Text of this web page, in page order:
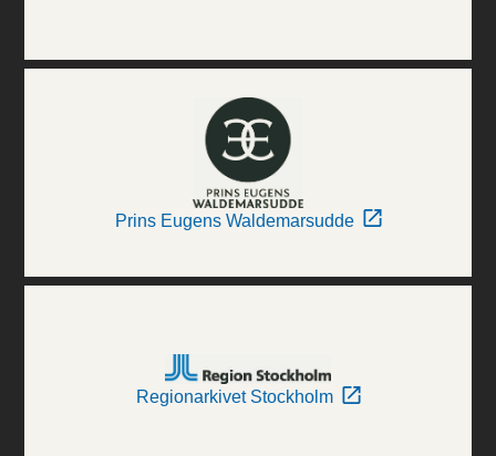
Prins Eugens Waldemarsudde
Regionarkivet Stockholm